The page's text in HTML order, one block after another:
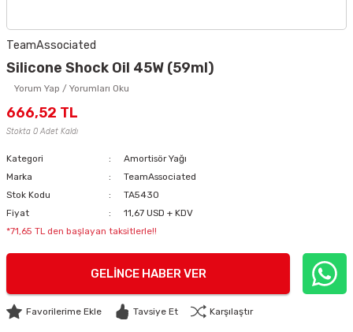
TeamAssociated
Silicone Shock Oil 45W (59ml)
Yorum Yap / Yorumları Oku
666,52 TL
Stokta 0 Adet Kaldı
Kategori
Amortisör Yağı
Marka
TeamAssociated
Stok Kodu
TA5430
Fiyat
11,67 USD + KDV
*71,65 TL den başlayan taksitlerle!!
GELINCE HABER VER
Tavsiye Et Karşılaştır